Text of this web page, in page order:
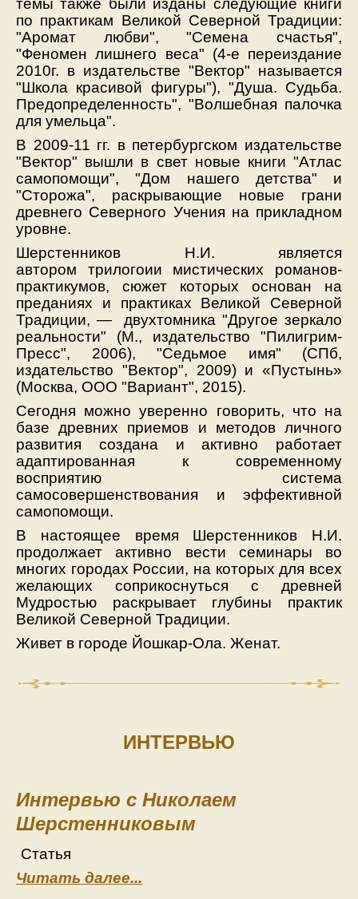
темы также были изданы следующие книги
по практикам Великой Северной Традиции:
"Аромат любви", "Семена счастья",
"Феномен лишнего веса" (4-е переиздание
2010г. в издательстве "Вектор" называется
"Школа красивой фигуры"), "Душа. Судьба.
Предопределенность", "Волшебная палочка
для умельца".
В 2009-11 гг. в петербургском издательстве
"Вектор" вышли в свет новые книги "Атлас
самопомощи", "Дом нашего детства" и
"Сторожа", раскрывающие новые грани
древнего Северного Учения на прикладном
уровне.
Шерстенников Н.И. является
автором трилогоии мистических романов-
практикумов, сюжет которых основан на
преданиях и практиках Великой Северной
Традиции, — двухтомника "Другое зеркало
реальности" (М., издательство "Пилигрим-
Пресс", 2006), "Седьмое имя" (СПб,
издательство "Вектор", 2009) и «Пустынь»
(Москва, ООО "Вариант", 2015).
Сегодня можно уверенно говорить, что на
базе древних приемов и методов личного
развития создана и активно работает
адаптированная к современному
восприятию система
самосовершенствования и эффективной
самопомощи.
В настоящее время Шерстенников Н.И.
продолжает активно вести семинары во
многих городах России, на которых для всех
желающих соприкоснуться с древней
Мудростью раскрывает глубины практик
Великой Северной Традиции.
Живет в городе Йошкар-Ола. Женат.
ИНТЕРВЬЮ
Интервью с Николаем
Шерстенниковым
Статья
Читать далее...